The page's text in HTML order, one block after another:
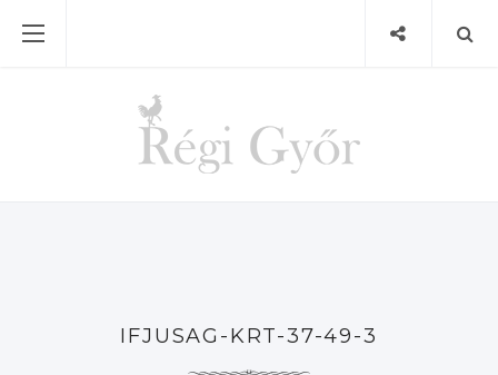
IFJUSAG-KRT-37-49-3